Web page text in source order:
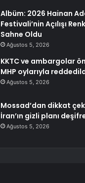
Albüm: 2026 Hainan
Festivali’nin Açılışı
Sahne Oldu
Ağustos 5, 2026
KKTC ve ambargolar
MHP oylarıyla
Ağustos 5, 2026
Mossad’dan dikkat
İran’ın gizli planı
Ağustos 5, 2026